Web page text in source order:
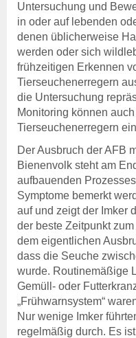
Untersuchung und
in oder auf lebenden
denen üblicherweise
werden oder sich
frühzeitigen Erkennen
Tierseuchenerregern
die Untersuchung
Monitoring können
Tierseuchenerregern
Der Ausbruch der AFB
Bienenvolk steht am
aufbauenden
Symptome bemerkt
auf und zeigt der Imker
der beste Zeitpunkt
dem eigentlichen
dass die Seuche
wurde. Routinemäßige
Gemüll- oder
„Frühwarnsystem“
Nur wenige Imker
regelmäßig durch. Es